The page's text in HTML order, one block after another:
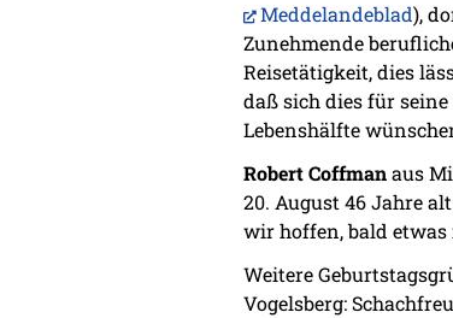
Meddelandeblad),
Zunehmende
Reisetätigkeit, dies
daß sich dies für
Lebenshälfte
Robert Coffmanaus
20. August 46 Jahre
wir hoffen, bald
Weitere
Vogelsberg: